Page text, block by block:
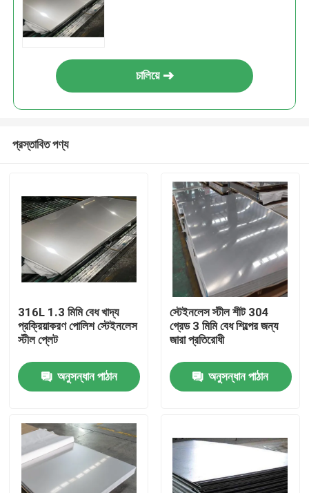
পণ্য
আমাদের সম্পর্কে
চালিয়ে
প্রস্তাবিত পণ্য
316L 1.3 মিমি বেধ খাদ্য
প্রক্রিয়াকরণ পোলিশ স্টেইনলেস
স্টীল প্লেট
অনুসন্ধান পাঠান
স্টেইনলেস স্টীল শীট 304
গ্রেড 3 মিমি বেধ শিল্পের জন্য
জারা প্রতিরোধী
অনুসন্ধান পাঠান